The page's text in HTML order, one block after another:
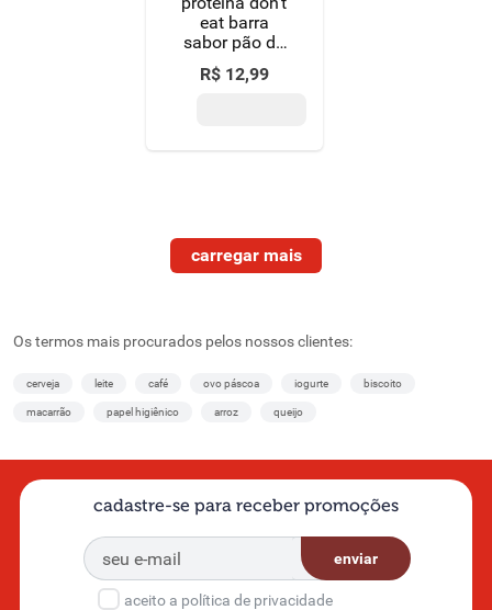
eat barra
sabor pão de
mel 40g
R$ 12,99
Os termos mais procurados pelos nossos clientes:
cerveja leite café ovo páscoa iogurte biscoito
macarrão papel higiênico arroz queijo
cadastre-se para receber promoções
enviar
aceito a política de privacidade